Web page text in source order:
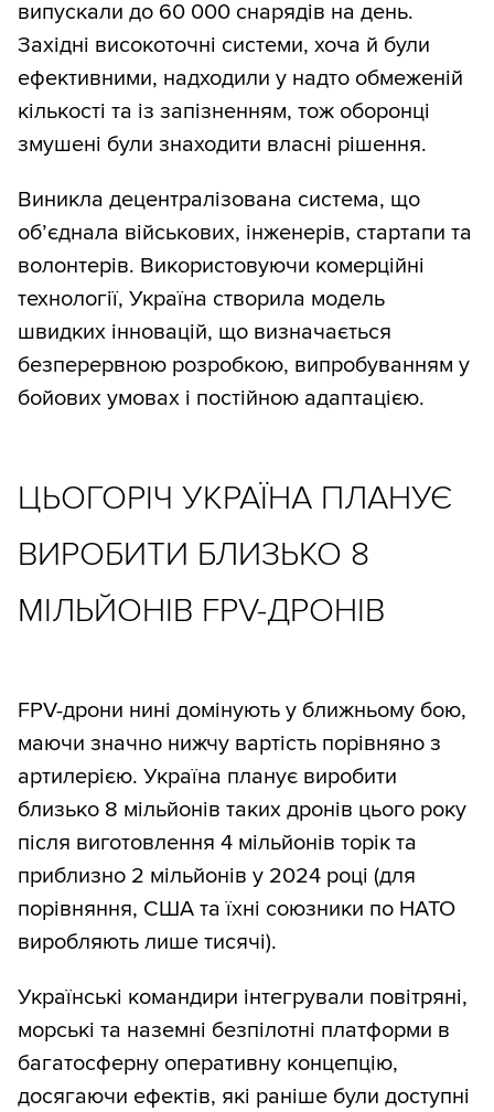
випускали до 60 000 снарядів на день.
Західні високоточні системи, хоча й були
ефективними, надходили у надто обмеженій
кількості та із запізненням, тож оборонці
змушені були знаходити власні рішення.
Виникла децентралізована система, що
об’єднала військових, інженерів, стартапи та
волонтерів. Використовуючи комерційні
технології, Україна створила модель
швидких інновацій, що визначається
безперервною розробкою, випробуванням у
бойових умовах і постійною адаптацією.
ЦЬОГОРІЧ УКРАЇНА ПЛАНУЄ
ВИРОБИТИ БЛИЗЬКО 8
МІЛЬЙОНІВ FPV-ДРОНІВ
FPV-дрони нині домінують у ближньому бою,
маючи значно нижчу вартість порівняно з
артилерією. Україна планує виробити
близько 8 мільйонів таких дронів цього року
після виготовлення 4 мільйонів торік та
приблизно 2 мільйонів у 2024 році (для
порівняння, США та їхні союзники по НАТО
виробляють лише тисячі).
Українські командири інтегрували повітряні,
морські та наземні безпілотні платформи в
багатосферну оперативну концепцію,
досягаючи ефектів, які раніше були доступні